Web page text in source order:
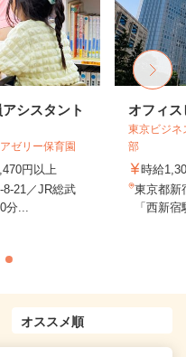
シスタント
ゼリー保育園
円以上
21／JR総武
...
オフィス
東京ビジ
部
時給
東京都新
「西新